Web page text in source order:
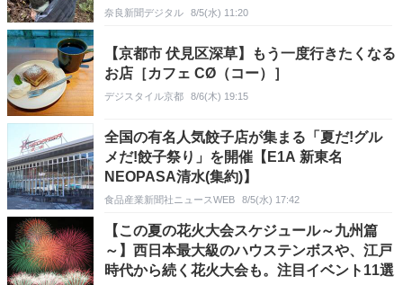
奈良新聞デジタル 8/5(水) 11:20
【京都市 伏見区深草】もう一度行きたくなる
お店［カフェ CØ（コー）］
デジスタイル京都 8/6(木) 19:15
全国の有名人気餃子店が集まる「夏だ!グル
メだ!餃子祭り」を開催【E1A 新東名
NEOPASA清水(集約)】
食品産業新聞社ニュースWEB 8/5(水) 17:42
【この夏の花火大会スケジュール～九州篇
～】西日本最大級のハウステンボスや、江戸
時代から続く花火大会も。注目イベント11選